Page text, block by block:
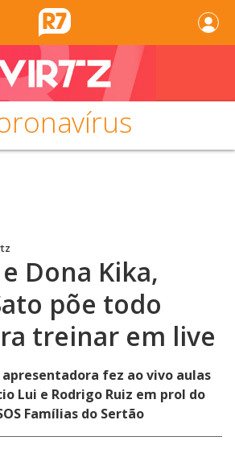
Dona Kika,
põe todo
treinar em live
apresentadora fez ao vivo aulas
Lui e Rodrigo Ruiz em prol do
Famílias do Sertão